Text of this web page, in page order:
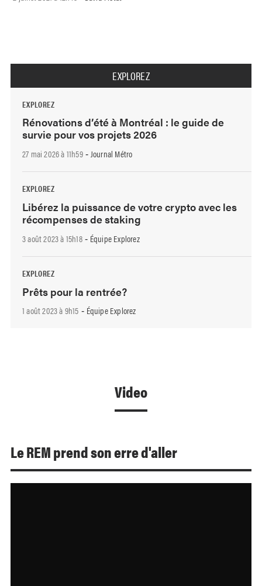
EXPLOREZ
EXPLOREZ
Rénovations d’été à Montréal : le guide de
survie pour vos projets 2026
27 mai 2026 à 11h59- Journal Métro
EXPLOREZ
Libérez la puissance de votre crypto avec les
récompenses de staking
3 août 2023 à 15h18- Équipe Explorez
EXPLOREZ
Prêts pour la rentrée?
1 août 2023 à 9h15 - Équipe Explorez
Video
Le REM prend son erre d'aller